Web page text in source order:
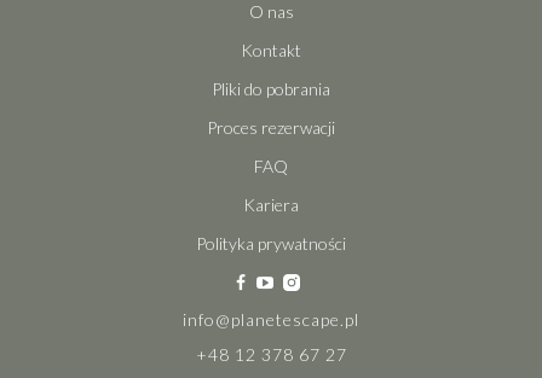
O nas
Kontakt
Pliki do pobrania
Proces rezerwacji
FAQ
Kariera
Polityka prywatności
info@planetescape.pl
+48 12 378 67 27